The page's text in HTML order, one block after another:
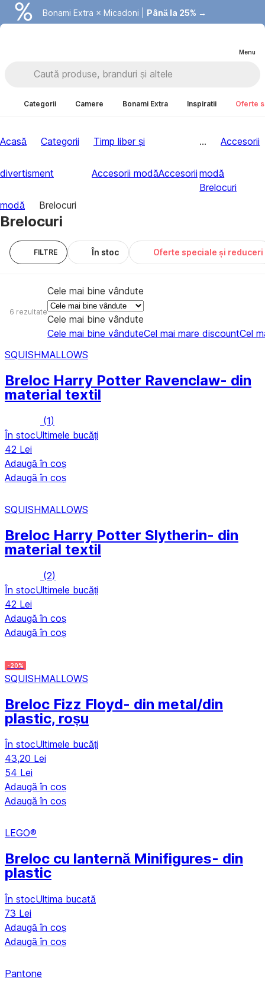
Bonami Extra × Micadoni | Până la 25% →
Summer Sale | Economisești până la 40% →
Menu
Categorii Camere Bonami Extra Inspiratii Oferte
Acasă Categorii Timp liber și
divertisment Accesorii modăAccesorii
modă Brelocuri
... Accesorii
modă
Brelocuri
Brelocuri
FILTRE În stoc Oferte speciale și reduceri
6 rezultate
Cele mai bine vândute
Cele mai bine vândute
Cele mai bine vânduteCel mai mare discountCel
SQUISHMALLOWS
Breloc Harry Potter Ravenclaw- din
material textil
(1)
În stocUltimele bucăți
42 Lei
Adaugă în coș
Adaugă în coș
SQUISHMALLOWS
Breloc Harry Potter Slytherin- din
material textil
(2)
În stocUltimele bucăți
42 Lei
Adaugă în coș
Adaugă în coș
-20%
SQUISHMALLOWS
Breloc Fizz Floyd- din metal/din
plastic, roșu
În stocUltimele bucăți
43,20 Lei
54 Lei
Adaugă în coș
Adaugă în coș
LEGO®
Breloc cu lanternă Minifigures- din
plastic
În stocUltima bucată
73 Lei
Adaugă în coș
Adaugă în coș
Pantone